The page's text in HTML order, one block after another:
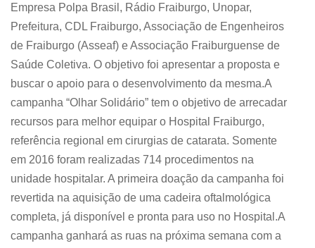
Empresa Polpa Brasil, Rádio Fraiburgo, Unopar,
Prefeitura, CDL Fraiburgo, Associação de Engenheiros
de Fraiburgo (Asseaf) e Associação Fraiburguense de
Saúde Coletiva. O objetivo foi apresentar a proposta e
buscar o apoio para o desenvolvimento da mesma.A
campanha “Olhar Solidário” tem o objetivo de arrecadar
recursos para melhor equipar o Hospital Fraiburgo,
referência regional em cirurgias de catarata. Somente
em 2016 foram realizadas 714 procedimentos na
unidade hospitalar. A primeira doação da campanha foi
revertida na aquisição de uma cadeira oftalmológica
completa, já disponível e pronta para uso no Hospital.A
campanha ganhará as ruas na próxima semana com a